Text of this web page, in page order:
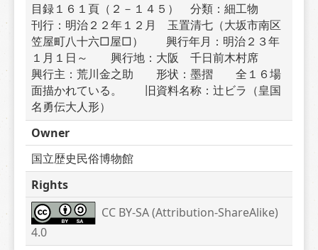
目録１６１頁（２－１４５）　分類：細工物
刊行：明治２２年１２月　玉置清七（大坂市南区
笠屋町八十六□屋□）　　興行年月：明治２３年
１月１日～　　興行地：大阪　千日前木村席
興行主：荒川金之助　　形状：墨摺　　全１６場
面描かれている。　　旧資料名称：辻ビラ（皇国
名勇伝大人形）
Owner
国立歴史民俗博物館
Rights
CC BY-SA (Attribution-ShareAlike)
4.0